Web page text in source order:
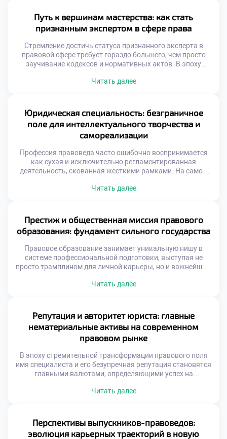
техникуме закладывает тот самый надежный фундамент,
на котором впоследствии […]
Путь к вершинам мастерства: как стать
признанным экспертом в сфере права
Стремление достичь статуса признанного эксперта в
правовой сфере требует гораздо большего, чем просто
заучивание кодексов и нормативных актов. В эпоху
будущему специалисту необходимо оттачивать
обучение в московском техникуме становится тем самым
надежным трамплином, который закладывает прочный
фундамент для превращения амбициозного студента […]
Читать далее
Юридическая специальность: безграничное
поле для интеллектуального творчества и
самореализации
Профессия правоведа часто ошибочно воспринимается
как сухая и исключительно регламентированная
деятельность, скованная жесткими рамками. На самом
безграничные горизонты для интеллектуального
техникуме становится надежным трамплином,
позволяющим будущим экспертам не просто
механически следовать букве закона, а выступать
настоящими архитекторами правовых […]
Читать далее
Престиж и общественная миссия правового
образования: фундамент сильного государства
Правовое образование занимает уникальную нишу в
системе профессиональной подготовки, выступая не
просто трамплином для личной карьеры, но и важнейшим
дисциплины наделяет специалистов инструментами для
государством и личностью. Именно поэтому осознанное
обучение в московском техникуме становится тем самым
надежным фундаментом, который в […]
Читать далее
Репутация и авторитет юриста: главные
нематериальные активы на современном
правовом рынке
В эпоху стремительной трансформации правового поля
имя специалиста и его безупречная репутация становятся
главными валютами, определяющими успех на
просто ускоряют карьерный лифт, но и формируют
московском техникуме закладывает первые кирпичики
этого имиджа, приучая будущих экспертов […]
Читать далее
Перспективы выпускников-правоведов:
эволюция карьерных траекторий в новую